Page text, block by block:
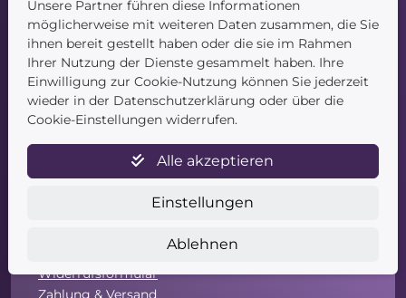
Kontakt
Widerrufsformular
Zahlung & Versand
Unsere Partner führen diese Informationen
möglicherweise mit weiteren Daten zusammen, die Sie
ihnen bereit gestellt haben oder die sie im Rahmen
Ihrer Nutzung der Dienste gesammelt haben. Ihre
Einwilligung zur Cookie-Nutzung können Sie jederzeit
wieder in der Datenschutzerklärung oder über die
Cookie-Einstellungen widerrufen.
Alle akzeptieren
Einstellungen
Ablehnen